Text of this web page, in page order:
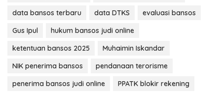
data bansos terbaru
data DTKS
evaluasi bansos
Gus Ipul
hukum bansos judi online
ketentuan bansos 2025
Muhaimin Iskandar
NIK penerima bansos
pendanaan terorisme
penerima bansos judi online
PPATK blokir rekening